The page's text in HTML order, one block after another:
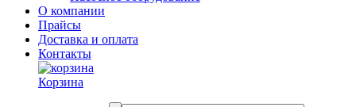
О компании
Прайсы
Доставка и оплата
Контакты
Корзина